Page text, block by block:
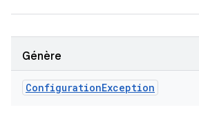
Génère
ConfigurationException